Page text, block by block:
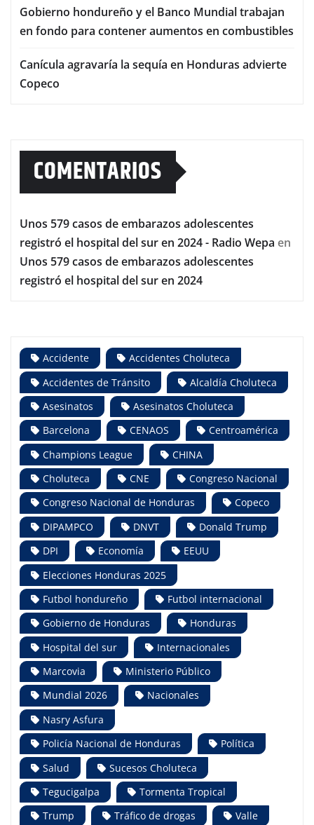
Gobierno hondureño y el Banco Mundial trabajan
en fondo para contener aumentos en combustibles
Canícula agravaría la sequía en Honduras advierte
Copeco
COMENTARIOS
Unos 579 casos de embarazos adolescentes
registró el hospital del sur en 2024 - Radio Wepa en
Unos 579 casos de embarazos adolescentes
registró el hospital del sur en 2024
Accidente
Accidentes Choluteca
Accidentes de Tránsito
Alcaldía Choluteca
Asesinatos
Asesinatos Choluteca
Barcelona
CENAOS
Centroamérica
Champions League
CHINA
Choluteca
CNE
Congreso Nacional
Congreso Nacional de Honduras
Copeco
DIPAMPCO
DNVT
Donald Trump
DPI
Economía
EEUU
Elecciones Honduras 2025
Futbol hondureño
Futbol internacional
Gobierno de Honduras
Honduras
Hospital del sur
Internacionales
Marcovia
Ministerio Público
Mundial 2026
Nacionales
Nasry Asfura
Policía Nacional de Honduras
Política
Salud
Sucesos Choluteca
Tegucigalpa
Tormenta Tropical
Trump
Tráfico de drogas
Valle